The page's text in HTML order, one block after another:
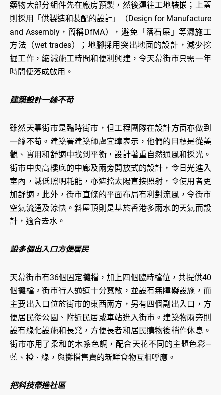
築物大部分組件先在廠房預製，然後運往工地裝嵌；上蓋
則採用「供製造和裝配的設計」（Design for Manufacture
and Assembly，簡稱DfMA），避免「落石屎」等濕施工
方法（wet trades）；地腳採用突出地面的設計，減少挖
掘工作，縮減施工時間和便利興建，令天幕街市只需一年
時間便落成啟用。
建築設計一絲不苟
雖然天幕街市是臨時街市，但工程團隊在設計方面亦做到
一絲不苟。建築署建築師盧宜璋表示，他們的目標是從美
觀、實用和舒適中找到平衡，設計著重自然通風和採光。
街市中央高樓底的中廊及兩旁開放式的設計，令日光進入
室內，減低照明耗能，亦遮擋太陽直接照射，令使用者更
加舒適。此外，街市直條的平面布局有利對流風，令街市
空氣流通及涼快。斜屋頂則是基於香港多雨水的天氣而設
計，適合去水。
設多個出入口方便居民
天幕街市有36個固定攤檔，加上四個臨時檔位，共提供40
個攤檔。街市行人通道十分寬敞，並設有無障礙設施，而
主要出入口位於街市的東西兩方，另有四個副出入口，方
便居民從公園、附近民居或車站進入街市。建築物兩旁則
設有綠化設施和長凳，方便長者和居民購物後稍作休息。
街市亦用了柔和的木系色調，配合天花不同的主題色彩—
藍、橙、綠，與攤檔售賣的新鮮食物互相呼應。
把科技帶進社區